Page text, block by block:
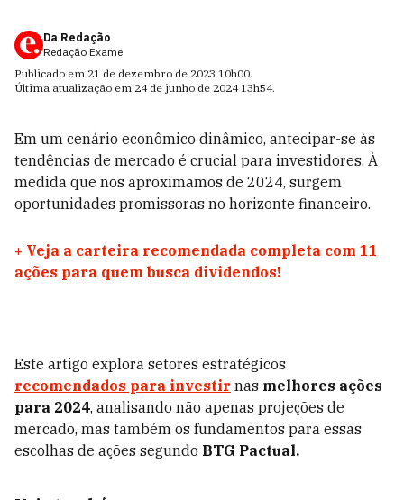
Da Redação
Redação Exame
Publicado em 21 de dezembro de 2023 10h00.
Última atualização em 24 de junho de 2024 13h54.
Em um cenário econômico dinâmico, antecipar-se às
tendências de mercado é crucial para investidores. À
medida que nos aproximamos de 2024, surgem
oportunidades promissoras no horizonte financeiro.
+ Veja a carteira recomendada completa com 11
ações para quem busca dividendos!
Este artigo explora setores estratégicos
recomendados para investir nas melhores ações
para 2024, analisando não apenas projeções de
mercado, mas também os fundamentos para essas
escolhas de ações segundo BTG Pactual.